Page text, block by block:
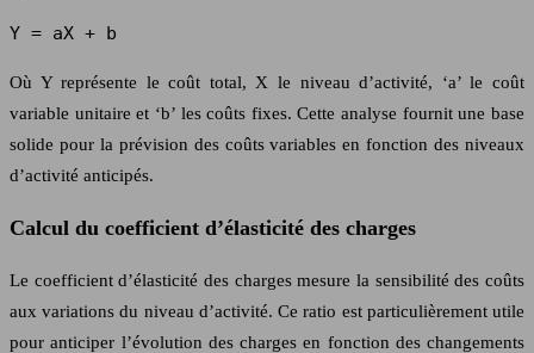
Y = aX + b
Où Y représente le coût total, X le niveau d’activité, ‘a’ le coût
variable unitaire et ‘b’ les coûts fixes. Cette analyse fournit une base
solide pour la prévision des coûts variables en fonction des niveaux
d’activité anticipés.
Calcul du coefficient d’élasticité des charges
Le coefficient d’élasticité des charges mesure la sensibilité des coûts
aux variations du niveau d’activité. Ce ratio est particulièrement utile
pour anticiper l’évolution des charges en fonction des changements